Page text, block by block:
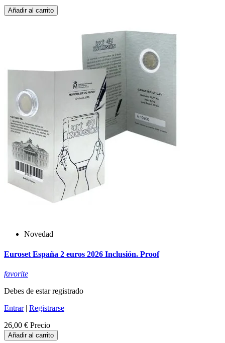
Añadir al carrito
Novedad
Euroset España 2 euros 2026 Inclusión. Proof
favorite
Debes de estar registrado
Entrar| Registrarse
26,00 € Precio
Añadir al carrito